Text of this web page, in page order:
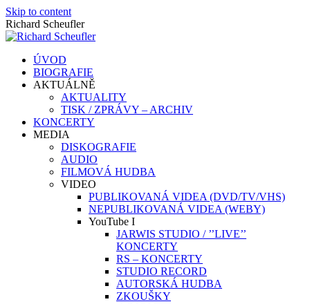
Skip to content
Richard Scheufler
ÚVOD
BIOGRAFIE
AKTUÁLNĚ
AKTUALITY
TISK / ZPRÁVY – ARCHIV
KONCERTY
MEDIA
DISKOGRAFIE
AUDIO
FILMOVÁ HUDBA
VIDEO
PUBLIKOVANÁ VIDEA (DVD/TV/VHS)
NEPUBLIKOVANÁ VIDEA (WEBY)
YouTube I
JARWIS STUDIO / ’’LIVE’’
KONCERTY
RS – KONCERTY
STUDIO RECORD
AUTORSKÁ HUDBA
ZKOUŠKY